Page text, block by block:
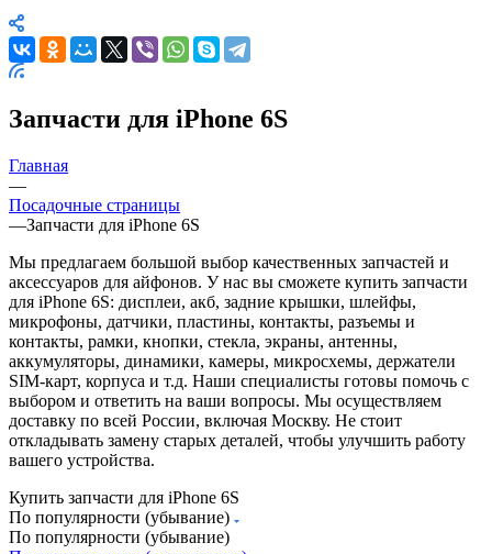
Запчасти для iPhone 6S
Главная
Посадочные страницы
—Запчасти для iPhone 6S
Мы предлагаем большой выбор качественных запчастей и
аксессуаров для айфонов. У нас вы сможете купить запчасти
для iPhone 6S: дисплеи, акб, задние крышки, шлейфы,
микрофоны, датчики, пластины, контакты, разъемы и
аккумуляторы, динамики, камеры, микросхемы, держатели
SIM-карт, корпуса и т.д. Наши специалисты готовы помочь с
выбором и ответить на ваши вопросы. Мы осуществляем
доставку по всей России, включая Москву. Не стоит
откладывать замену старых деталей, чтобы улучшить работу
вашего устройства.
Купить запчасти для iPhone 6S
По популярности (убывание)
По популярности (убывание)
По популярности (возрастание)
По алфавиту (возрастание)
По цене (убывание)
По цене (возрастание)